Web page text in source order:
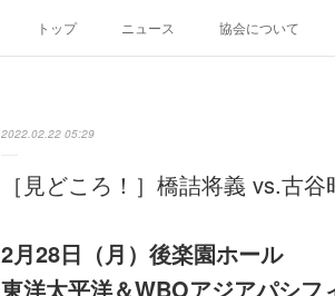
トップ ニュース 協会について
2022.02.22 05:29
［見どころ！］橋詰将義 vs.古谷
2月28日（月）後楽園ホール
東洋太平洋＆WBOアジアパシ